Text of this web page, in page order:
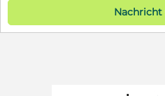
Nachricht